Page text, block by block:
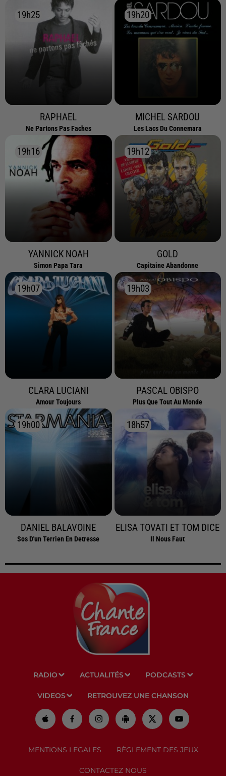
19h25
19h25
RAPHAEL
Ne Partons Pas Faches
19h20
19h20
MICHEL SARDOU
Les Lacs Du Connemara
19h16
19h16
YANNICK NOAH
Simon Papa Tara
19h12
19h12
GOLD
Capitaine Abandonne
19h07
19h07
CLARA LUCIANI
Amour Toujours
19h03
19h03
PASCAL OBISPO
Plus Que Tout Au Monde
19h00
19h00
DANIEL BALAVOINE
Sos D'un Terrien En Detresse
18h57
18h57
ELISA TOVATI ET TOM DICE
Il Nous Faut
RADIO ACTUALITÉS PODCASTS
VIDEOS RETROUVEZ UNE CHANSON
MENTIONS LEGALES RÈGLEMENT DES JEUX
CONTACTEZ NOUS